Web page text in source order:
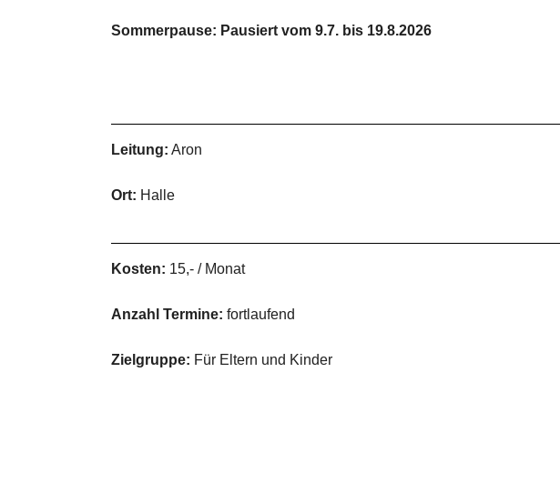
Sommerpause: Pausiert vom 9.7. bis 19.8.2026
Leitung: Aron
Ort: Halle
Kosten: 15,- / Monat
Anzahl Termine: fortlaufend
Zielgruppe: Für Eltern und Kinder